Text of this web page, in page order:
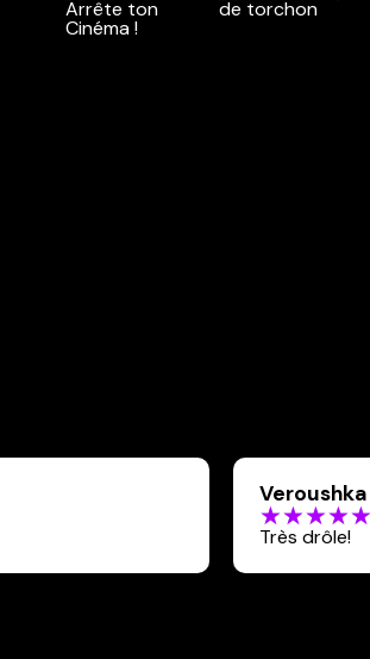
Veroushka
Très drôle!